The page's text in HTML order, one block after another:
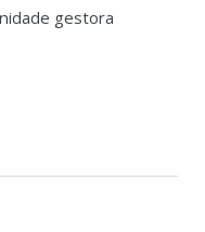
gestora